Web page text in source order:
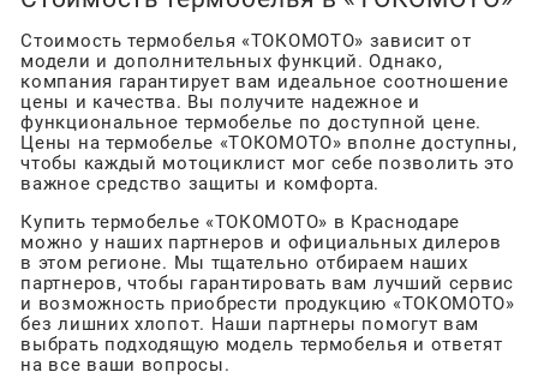
Стоимость термобелья «ТОКОМОТО» зависит от
модели и дополнительных функций. Однако,
компания гарантирует вам идеальное соотношение
цены и качества. Вы получите надежное и
функциональное термобелье по доступной цене.
Цены на термобелье «ТОКОМОТО» вполне доступны,
чтобы каждый мотоциклист мог себе позволить это
важное средство защиты и комфорта.
Купить термобелье «ТОКОМОТО» в Краснодаре
можно у наших партнеров и официальных дилеров
в этом регионе. Мы тщательно отбираем наших
партнеров, чтобы гарантировать вам лучший сервис
и возможность приобрести продукцию «ТОКОМОТО»
без лишних хлопот. Наши партнеры помогут вам
выбрать подходящую модель термобелья и ответят
на все ваши вопросы.